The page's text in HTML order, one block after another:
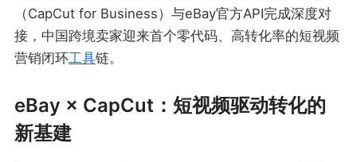
（CapCut for Business）与eBay官方API完成深度对
接，中国跨境卖家迎来首个零代码、高转化率的短视频
营销闭环工具链。
eBay × CapCut：短视频驱动转化的
新基建